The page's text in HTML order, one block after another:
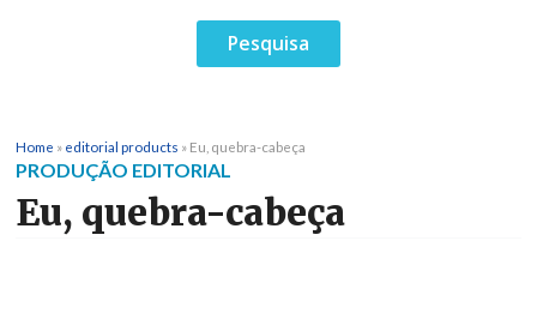
Home » editorial products » Eu, quebra-cabeça
PRODUÇÃO EDITORIAL
Eu, quebra-cabeça